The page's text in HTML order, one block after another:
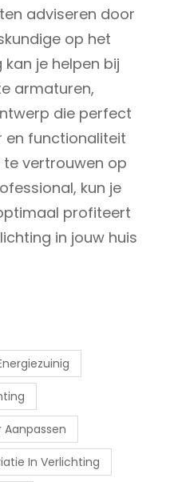
adviseren door
op het
je helpen bij
armaturen,
die perfect
en functionaliteit
te vertrouwen op
kun je
profiteert
in jouw huis
Aanpassen
In Verlichting